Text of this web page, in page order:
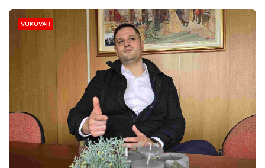
VUKOVAR